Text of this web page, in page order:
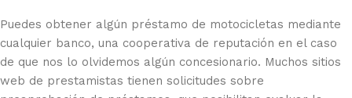
Puedes obtener algún préstamo de motocicletas mediante
cualquier banco, una cooperativa de reputación en el caso
de que nos lo olvidemos algún concesionario. Muchos sitios
web de prestamistas tienen solicitudes sobre